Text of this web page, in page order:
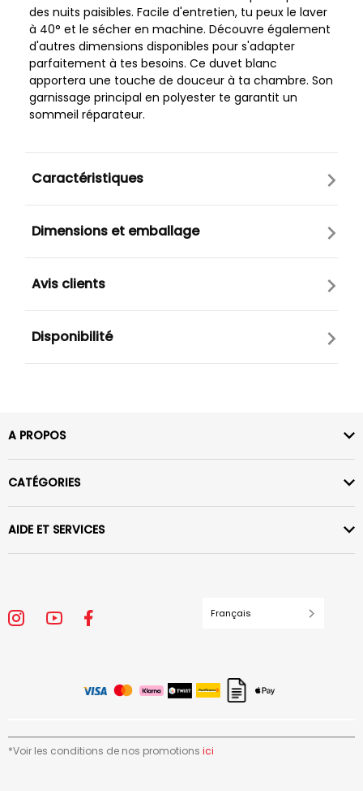
des nuits paisibles. Facile d'entretien, tu peux le laver
à 40° et le sécher en machine. Découvre également
d'autres dimensions disponibles pour s'adapter
parfaitement à tes besoins. Ce duvet blanc
apportera une touche de douceur à ta chambre. Son
garnissage principal en polyester te garantit un
sommeil réparateur.
Caractéristiques
Dimensions et emballage
Avis clients
Disponibilité
A PROPOS
CATÉGORIES
AIDE ET SERVICES
Français
*Voir les conditions de nos promotions ici